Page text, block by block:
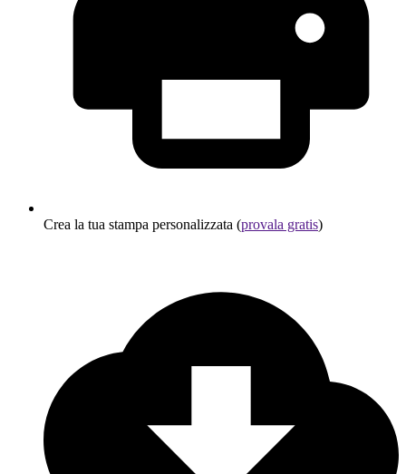
Crea la tua stampa personalizzata (provala gratis)